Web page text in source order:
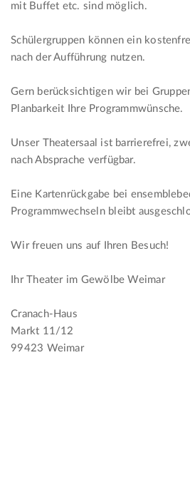
mit Buffet etc. sind möglich.
Schülergruppen können ein
nach der Aufführung nutzen.
Gern berücksichtigen wir bei
Planbarkeit Ihre Programmwünsche.
Unser Theatersaal ist barrierefrei,
nach Absprache verfügbar.
Eine Kartenrückgabe bei
Programmwechseln bleibt
Wir freuen uns auf Ihren Besuch!
Ihr Theater im Gewölbe Weimar
Cranach-Haus
Markt 11/12
99423 Weimar